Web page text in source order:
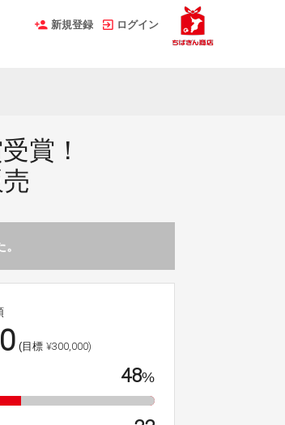
新規登録 ログイン
賞！
(目標 ¥300,000)
48%